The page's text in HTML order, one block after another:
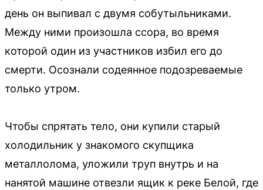
день он выпивал с двумя собутыльниками.
Между ними произошла ссора, во время
которой один из участников избил его до
смерти. Осознали содеянное подозреваемые
только утром.
Чтобы спрятать тело, они купили старый
холодильник у знакомого скупщика
металлолома, уложили труп внутрь и на
нанятой машине отвезли ящик к реке Белой, где